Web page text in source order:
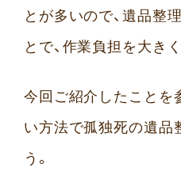
とが多いので、遺品整
とで、作業負担を大き
今回ご紹介したことを
い方法で孤独死の遺品
う。